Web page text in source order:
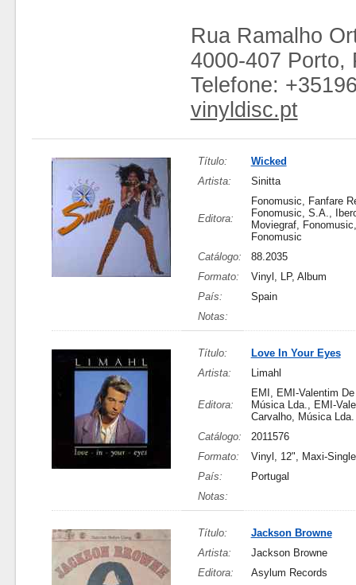
Rua Ramalho
4000-407 Porto,
Telefone:
vinyldisc.pt
Título:
Wicked
Artista:
Sinitta
Editora:
Fonomusic, Fanfare
Fonomusic, S.A.,
Moviegraf,
Fonomusic
Catálogo:
88.2035
Formato:
Vinyl, LP, Album
País:
Spain
Notas:
Título:
Love In Your Eyes
Artista:
Limahl
Editora:
EMI, EMI-Valentim
Música Lda., EMI-
Carvalho, Música Lda.
Catálogo:
2011576
Formato:
Vinyl, 12", Maxi-Single
País:
Portugal
Notas:
Título:
Jackson Browne
Artista:
Jackson Browne
Editora:
Asylum Records